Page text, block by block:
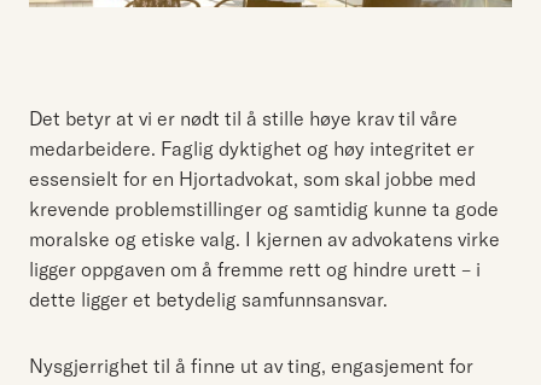
Det betyr at vi er nødt til å stille høye krav til våre
medarbeidere. Faglig dyktighet og høy integritet er
essensielt for en Hjortadvokat, som skal jobbe med
krevende problemstillinger og samtidig kunne ta gode
moralske og etiske valg. I kjernen av advokatens virke
ligger oppgaven om å fremme rett og hindre urett – i
dette ligger et betydelig samfunnsansvar.
Nysgjerrighet til å finne ut av ting, engasjement for